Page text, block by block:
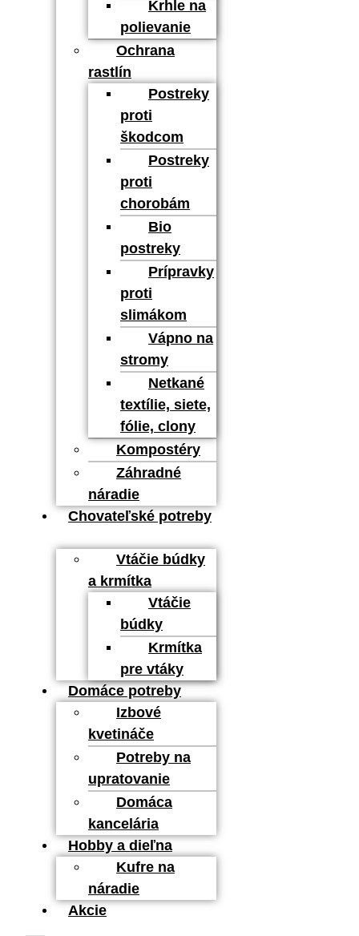
Krhle na
polievanie
Ochrana
rastlín
Postreky
proti
škodcom
Postreky
proti
chorobám
Bio
postreky
Prípravky
proti
slimákom
Vápno na
stromy
Netkané
textílie, siete,
fólie, clony
Kompostéry
Záhradné
náradie
Chovateľské potreby
Vtáčie búdky
a krmítka
Vtáčie
búdky
Krmítka
pre vtáky
Domáce potreby
Izbové
kvetináče
Potreby na
upratovanie
Domáca
kancelária
Hobby a dieľna
Kufre na
náradie
Akcie